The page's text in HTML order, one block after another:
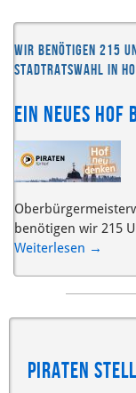
Wir benötigen 215
Stadtratswahl in
Ein neues
benötigen wir 215
Weiterlesen →
Piraten